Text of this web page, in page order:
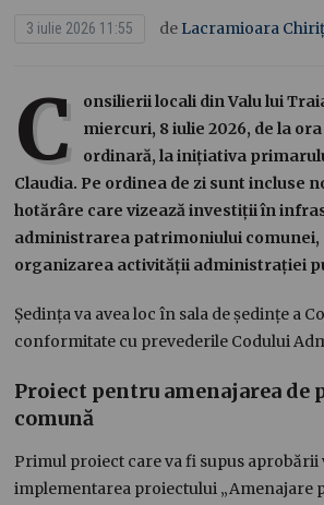
3 iulie 2026 11:55 de Lacramioara
C
onsilierii locali din Valu lui
miercuri, 8 iulie 2026, de la
ordinară, la inițiativa
Claudia. Pe ordinea de zi sunt incluse
hotărâre care vizează investiții în
administrarea patrimoniului comunei,
organizarea activității administrației
Ședința va avea loc în sala de ședințe a
conformitate cu prevederile Codului
Proiect pentru amenajarea de
comună
Primul proiect care va fi supus aprobării
implementarea proiectului „Amenajare